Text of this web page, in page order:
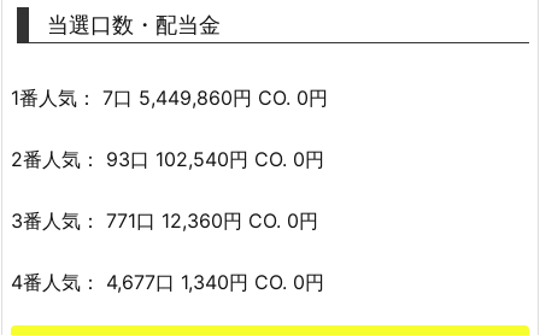
当選口数・配当金
1番人気： 7口 5,449,860円 CO. 0円
2番人気： 93口 102,540円 CO. 0円
3番人気： 771口 12,360円 CO. 0円
4番人気： 4,677口 1,340円 CO. 0円